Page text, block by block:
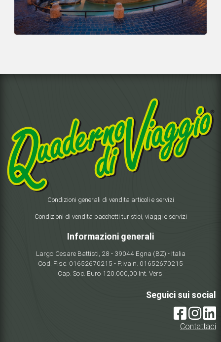
Condizioni generali di vendita articoli e servizi
Condizioni di vendita pacchetti turistici, viaggi e servizi
Informazioni generali
Largo Cesare Battisti, 28 - 39044 Egna (BZ) - Italia
Cod. Fisc. 01652670215 - P.iva n. 01652670215
Cap. Soc. Euro 120.000,00 Int. Vers.
Seguici sui social
Contattaci